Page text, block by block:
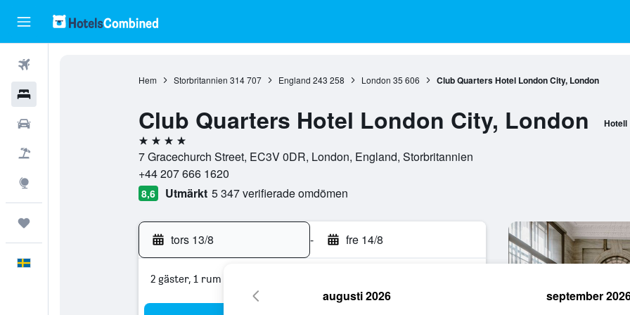
Hem Storbritannien 314 707 England 243 258 London 35 606 Club Quarters Hotel London City, London
Club Quarters Hotel London City, London Hotell
4 stjärnor
7 Gracechurch Street, EC3V 0DR, London, England, Storbritannien
+44 207 666 1620
8,6 Utmärkt 5 347 verifierade omdömen
tors 13/8 - fre 14/8
2 gäster, 1 rum
augusti 2026 september